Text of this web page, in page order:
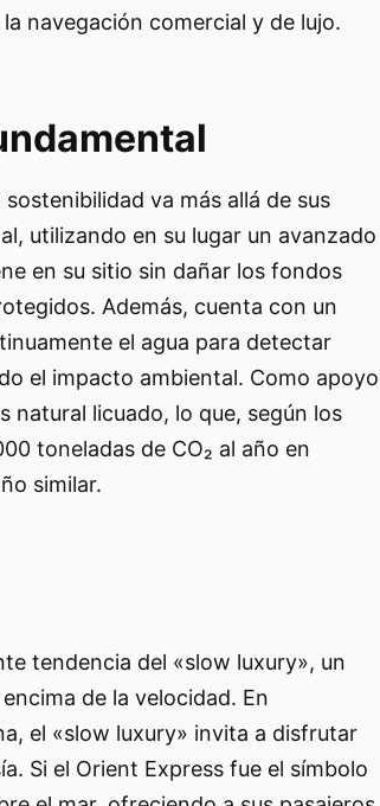
navegación comercial y de lujo.
va más allá de sus
utilizando en su lugar un avanzado
en su sitio sin dañar los fondos
Además, cuenta con un
el agua para detectar
el impacto ambiental. Como apoyo
natural licuado, lo que, según los
toneladas de CO₂ al año en
similar.
tendencia del «slow luxury», un
de la velocidad. En
el «slow luxury» invita a disfrutar
Si el Orient Express fue el símbolo